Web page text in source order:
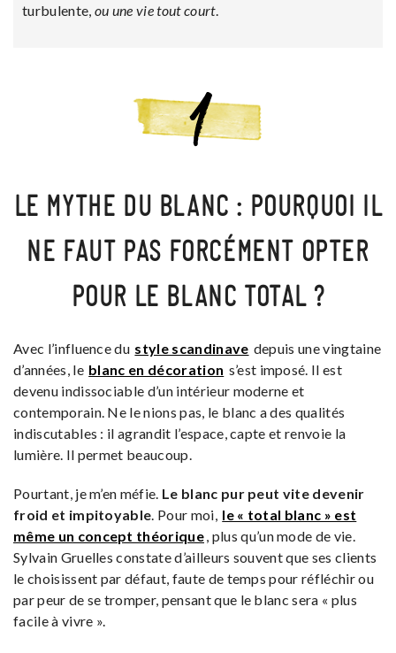
turbulente, ou une vie tout court.
LE MYTHE DU BLANC : POURQUOI IL
NE FAUT PAS FORCÉMENT OPTER
POUR LE BLANC TOTAL ?
Avec l’influence du style scandinave depuis une vingtaine
d’années, le blanc en décoration s’est imposé. Il est
devenu indissociable d’un intérieur moderne et
contemporain. Ne le nions pas, le blanc a des qualités
indiscutables : il agrandit l’espace, capte et renvoie la
lumière. Il permet beaucoup.
Pourtant, je m’en méfie. Le blanc pur peut vite devenir
froid et impitoyable. Pour moi, le « total blanc » est
même un concept théorique, plus qu’un mode de vie.
Sylvain Gruelles constate d’ailleurs souvent que ses clients
le choisissent par défaut, faute de temps pour réfléchir ou
par peur de se tromper, pensant que le blanc sera « plus
facile à vivre ».